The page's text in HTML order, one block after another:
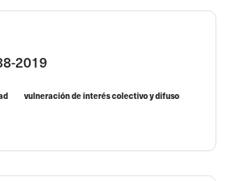
2019
vulneración de interés colectivo y difuso